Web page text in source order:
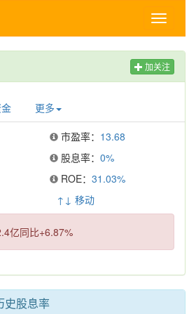
Toggle
加关注
更多
市盈率： 13.68
股息率： 0%
ROE： 31.03%
↑↓ 移动
亿同比+6.87%
史股息率